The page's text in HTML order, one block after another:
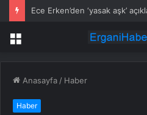
Menü
Anasayfa / Haber
Haber